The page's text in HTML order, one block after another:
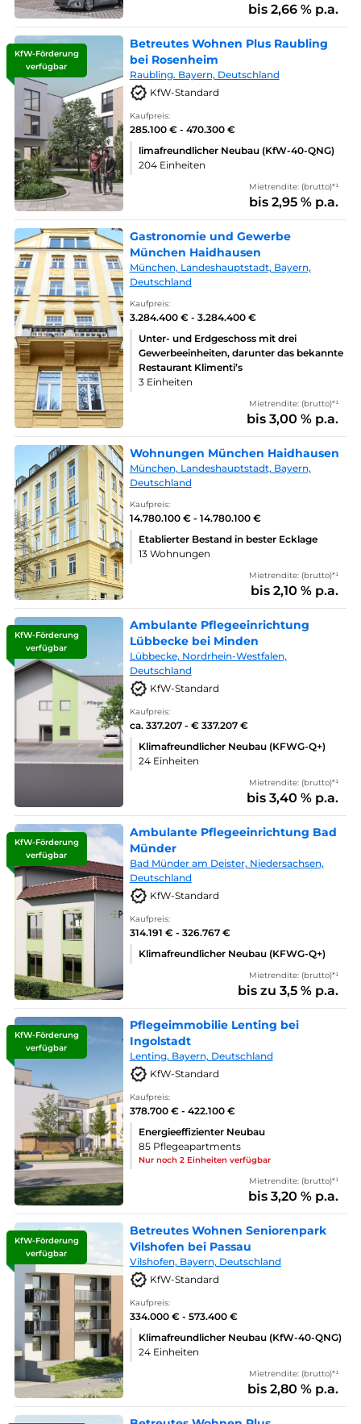
bis 2,66 % p.a.
KfW-Förderung
verfügbar
Betreutes Wohnen Plus Raubling
bei Rosenheim
Raubling. Bayern, Deutschland
KfW-Standard
Kaufpreis:
285.100 € - 470.300 €
limafreundlicher Neubau (KfW-40-QNG)
204 Einheiten
Mietrendite: (brutto)*¹
bis 2,95 % p.a.
Gastronomie und Gewerbe
München Haidhausen
München, Landeshauptstadt, Bayern,
Deutschland
Kaufpreis:
3.284.400 € - 3.284.400 €
Unter- und Erdgeschoss mit drei
Gewerbeeinheiten, darunter das bekannte
Restaurant Klimenti’s
3 Einheiten
Mietrendite: (brutto)*¹
bis 3,00 % p.a.
Wohnungen München Haidhausen
München, Landeshauptstadt, Bayern,
Deutschland
Kaufpreis:
14.780.100 € - 14.780.100 €
Etablierter Bestand in bester Ecklage
13 Wohnungen
Mietrendite: (brutto)*¹
bis 2,10 % p.a.
KfW-Förderung
verfügbar
Ambulante Pflegeeinrichtung
Lübbecke bei Minden
Lübbecke, Nordrhein-Westfalen,
Deutschland
KfW-Standard
Kaufpreis:
ca. 337.207 - € 337.207 €
Klimafreundlicher Neubau (KFWG-Q+)
24 Einheiten
Mietrendite: (brutto)*¹
bis 3,40 % p.a.
KfW-Förderung
verfügbar
Ambulante Pflegeeinrichtung Bad
Münder
Bad Münder am Deister, Niedersachsen,
Deutschland
KfW-Standard
Kaufpreis:
314.191 € - 326.767 €
Klimafreundlicher Neubau (KFWG-Q+)
Mietrendite: (brutto)*¹
bis zu 3,5 % p.a.
KfW-Förderung
verfügbar
Pflegeimmobilie Lenting bei
Ingolstadt
Lenting, Bayern, Deutschland
KfW-Standard
Kaufpreis:
378.700 € - 422.100 €
Energieeffizienter Neubau
85 Pflegeapartments
Nur noch 2 Einheiten verfügbar
Mietrendite: (brutto)*¹
bis 3,20 % p.a.
KfW-Förderung
verfügbar
Betreutes Wohnen Seniorenpark
Vilshofen bei Passau
Vilshofen, Bayern, Deutschland
KfW-Standard
Kaufpreis:
334.000 € - 573.400 €
Klimafreundlicher Neubau (KfW-40-QNG)
24 Einheiten
Mietrendite: (brutto)*¹
bis 2,80 % p.a.